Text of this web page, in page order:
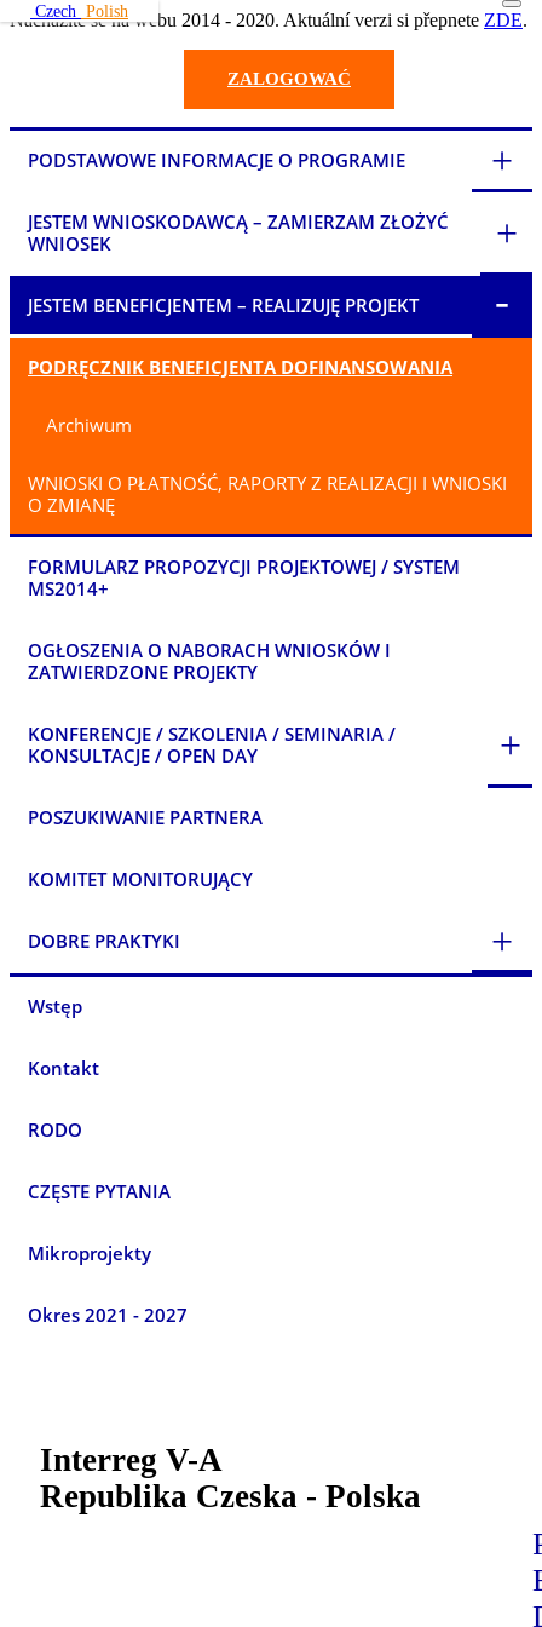
Nacházíte se na webu 2014 - 2020. Aktuální verzi si přepnete ZDE.
ZALOGOWAĆ
PODSTAWOWE INFORMACJE O PROGRAMIE +
JESTEM WNIOSKODAWCĄ – ZAMIERZAM ZŁOŻYĆ
WNIOSEK
+
JESTEM BENEFICJENTEM – REALIZUJĘ PROJEKT -
PODRĘCZNIK BENEFICJENTA DOFINANSOWANIA
Archiwum
WNIOSKI O PŁATNOŚĆ, RAPORTY Z REALIZACJI I WNIOSKI
O ZMIANĘ
FORMULARZ PROPOZYCJI PROJEKTOWEJ / SYSTEM
MS2014+
OGŁOSZENIA O NABORACH WNIOSKÓW I
ZATWIERDZONE PROJEKTY
KONFERENCJE / SZKOLENIA / SEMINARIA /
KONSULTACJE / OPEN DAY
+
POSZUKIWANIE PARTNERA
KOMITET MONITORUJĄCY
DOBRE PRAKTYKI +
Wstęp
Kontakt
RODO
CZĘSTE PYTANIA
Mikroprojekty
Okres 2021 - 2027
Czech Polish
Interreg V-A
Republika Czeska - Polska